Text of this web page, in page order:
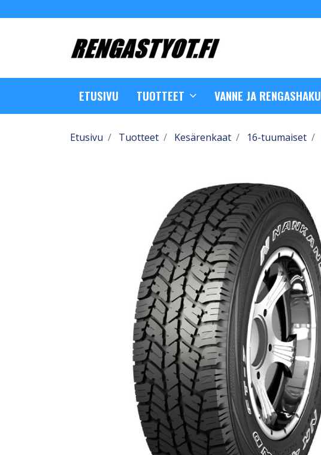
ETUSIVU TUOTTEET VANNE JA RENGASHAKU
Etusivu Tuotteet Kesärenkaat 16-tuumaiset